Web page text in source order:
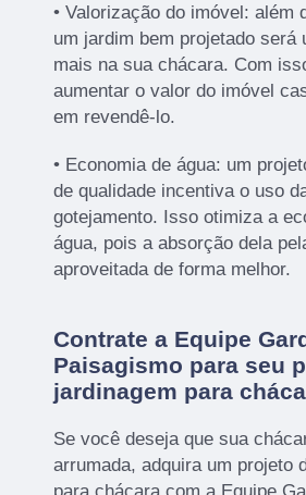
• Valorização do imóvel: além
um jardim bem projetado será
mais na sua chácara. Com
aumentar o valor do imóvel
em revendê-lo.
• Economia de água: um
de qualidade incentiva o uso
gotejamento. Isso otimiza a
água, pois a absorção dela
aproveitada de forma melhor.
Contrate a Equipe
Paisagismo para seu
jardinagem para
Se você deseja que sua
arrumada, adquira um projeto
para chácara com a Equipe